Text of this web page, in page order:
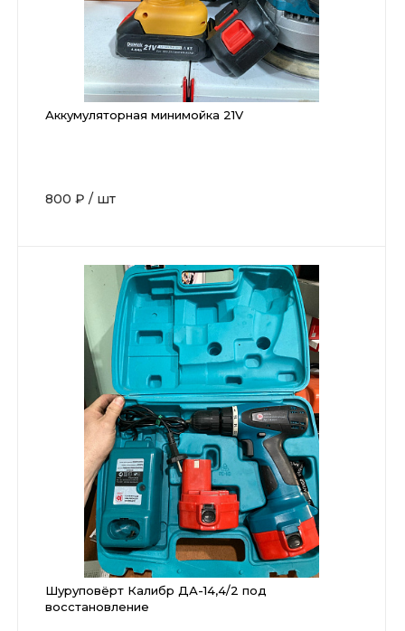
Аккумуляторная минимойка 21V
800 ₽ / шт
Шуруповёрт Калибр ДА-14,4/2 под
восстановление